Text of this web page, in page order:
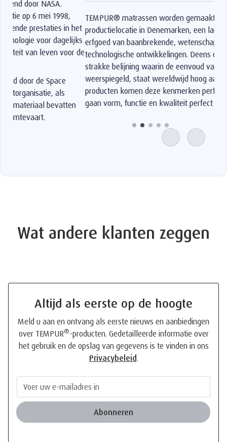
TEMPUR® matrassen worden gemaakt in onze
productielocatie in Denemarken, een land met een lang
erfgoed van baanbrekende, wetenschappelijke en
technologische ontwikkelingen. Deens design, met zijn
strakke belijning waarin de eenvoud van de natuur wordt
weerspiegeld, staat wereldwijd hoog aangeschreven. In onze
producten komen deze kenmerken perfect naar voren en
gaan vorm, functie en kwaliteit perfect samen.
Meld u aan en ontvang als eerste nieuws en aanbiedingen
over TEMPUR -producten. Gedetailleerde informatie over
het gebruik en de opslag van gegevens is te vinden in ons
Privacybeleid.
Abonneren